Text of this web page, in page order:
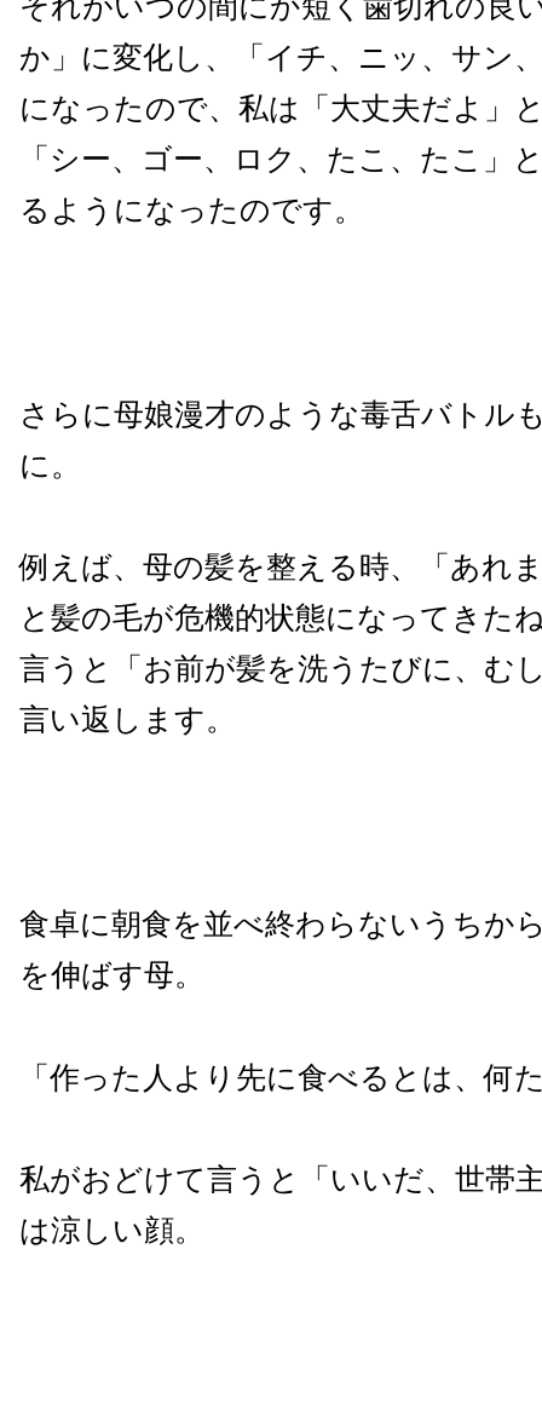
か」に変化し、「イチ、ニッ、サン
になったので、私は「大丈夫だよ」
「シー、ゴー、ロク、たこ、たこ」
るようになったのです。
さらに母娘漫才のような毒舌バトル
に。
例えば、母の髪を整える時、「あれ
と髪の毛が危機的状態になってきた
言うと「お前が髪を洗うたびに、む
言い返します。
食卓に朝食を並べ終わらないうちか
を伸ばす母。
「作った人より先に食べるとは、何
私がおどけて言うと「いいだ、世帯
は涼しい顔。